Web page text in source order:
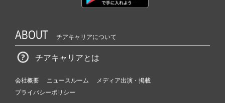
ら
ウ
が
く
ABOUT チアキャリアについて
チアキャリアとは
会社概要 ニュースルーム
メディア出演・掲載
プライバシーポリシー